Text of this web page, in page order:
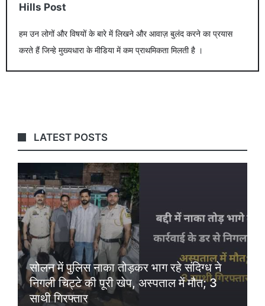
Hills Post
हम उन लोगों और विषयों के बारे में लिखने और आवाज़ बुलंद करने का प्रयास
करते हैं जिन्हे मुख्यधारा के मीडिया में कम प्राथमिकता मिलती है ।
LATEST POSTS
सोलन में पुलिस नाका तोड़कर भाग रहे संदिग्ध ने
निगली चिट्टे की पूरी खेप, अस्पताल में मौत; 3
साथी गिरफ्तार